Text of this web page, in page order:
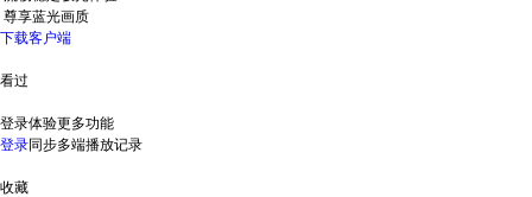
尊享蓝光画质
下载客户端
看过
登录体验更多功能
登录同步多端播放记录
收藏